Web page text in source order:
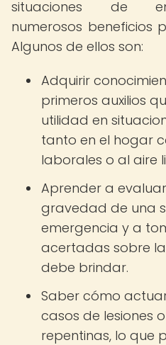
situaciones de
numerosos beneficios
Algunos de ellos son:
Adquirir
primeros auxilios
utilidad en
tanto en el hogar
laborales o al aire
Aprender a
gravedad de una
emergencia y a
acertadas sobre
debe brindar.
Saber cómo
casos de lesiones
repentinas, lo que